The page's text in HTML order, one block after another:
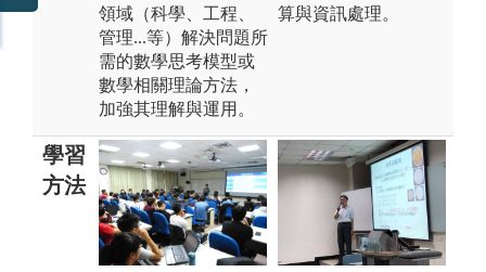
領域（科學、工程、
管理...等）解決問題所
需的數學思考模型或
數學相關理論方法，
加強其理解與運用。
算與資訊處理。
學習
方法